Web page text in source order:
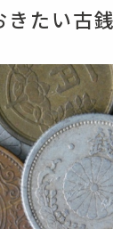
きたい古